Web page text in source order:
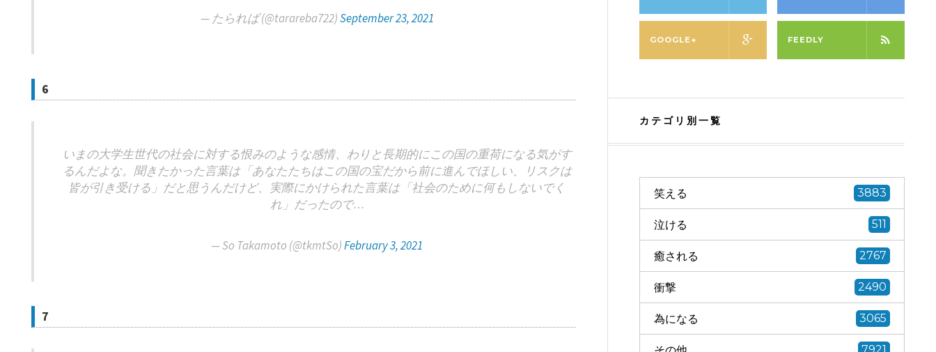
— たられば (@tarareba722)September 23, 2021
6
いまの大学生世代の社会に対する恨みのような感情、わりと長期的にこの国の重荷になる気がす
るんだよな。聞きたかった言葉は「あなたたちはこの国の宝だから前に進んでほしい、リスクは
皆が引き受ける」だと思うんだけど、実際にかけられた言葉は「社会のために何もしないでく
れ」だったので…
— So Takamoto (@tkmtSo)February 3, 2021
7
GOOGLE+ FEEDLY
カテゴリ別一覧
笑える 3883
泣ける 511
癒される 2767
衝撃 2490
為になる 3065
7921